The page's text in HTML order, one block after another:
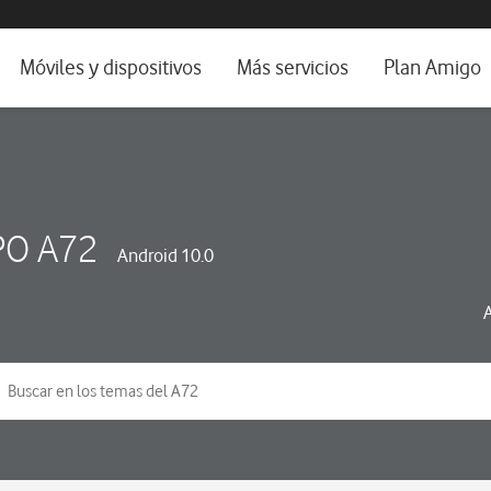
e idioma
Móviles y dispositivos Más servicios Plan Amigo
A72 Android 10.0